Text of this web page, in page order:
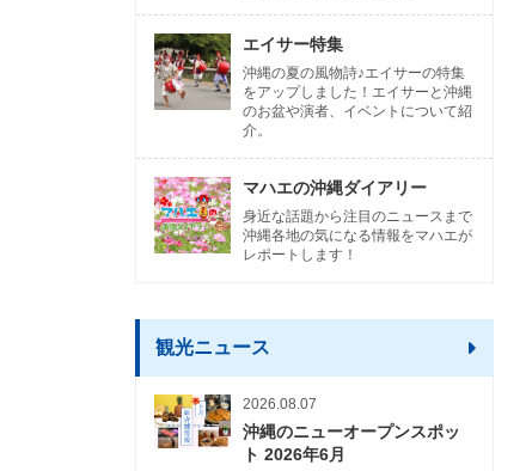
エイサー特集
沖縄の夏の風物詩♪エイサーの特集
をアップしました！エイサーと沖縄
のお盆や演者、イベントについて紹
介。
マハエの沖縄ダイアリー
身近な話題から注目のニュースまで
沖縄各地の気になる情報をマハエが
レポートします！
観光ニュース
2026.08.07
沖縄のニューオープンスポッ
ト 2026年6月